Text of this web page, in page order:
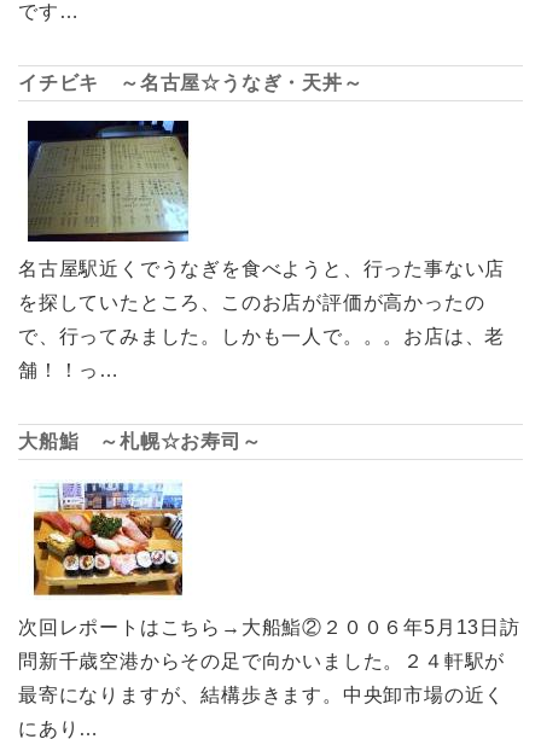
です…
イチビキ ～名古屋☆うなぎ・天丼～
名古屋駅近くでうなぎを食べようと、行った事ない店
を探していたところ、このお店が評価が高かったの
で、行ってみました。しかも一人で。。。お店は、老
舗！！っ…
大船鮨 ～札幌☆お寿司～
次回レポートはこちら→大船鮨②２００６年5月13日訪
問新千歳空港からその足で向かいました。２４軒駅が
最寄になりますが、結構歩きます。中央卸市場の近く
にあり…